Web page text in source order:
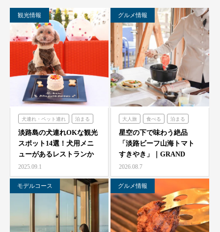
観光情報
犬連れ・ペット連れ 泊まる
ミエレザガーデン
のじまスコーラ
シェフガーデン
淡路島の犬連れOKな観光
スポット14選！犬用メニ
ューがあるレストランか
らペット可ホテルまで…
2025.09.1
グルメ情報
大人旅 食べる 泊まる
グランシャリオ
星空の下で味わう絶品
「淡路ビーフ山海トマト
すきやき」｜GRAND
CHARIOT 北斗七星…
2026.08.7
モデルコース グルメ情報